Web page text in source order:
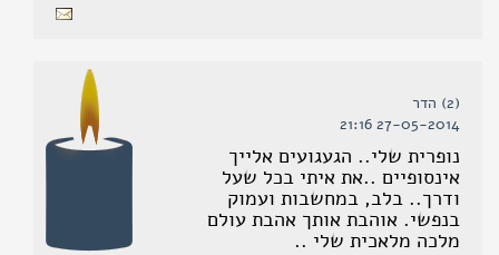
(2) הדר
27-05-2014 21:16
נופרית שלי.. הגעגועים אלייך
אינסופיים ..את איתי בכל שעל
ודרך.. בלב, במחשבות ועמוק
בנפשי. אוהבת אותך אהבת עולם
מלכה מלאכית שלי ..